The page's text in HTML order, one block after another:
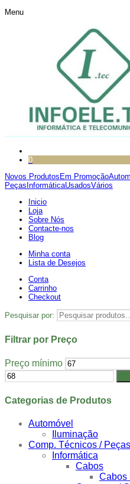
Menu
0
Novos Produtos Em Promoção
Peças InformáticaUsadosVários
Inicio
Loja
Sobre Nós
Contacte-nos
Blog
Minha conta
Lista de Desejos
Conta
Carrinho
Checkout
Pesquisar por:
Filtrar por Preço
Preço mínimo
Categorias de Produtos
Automóvel
Iluminação
Comp. Técnicos / Peças
Informática
Cabos
Cabos